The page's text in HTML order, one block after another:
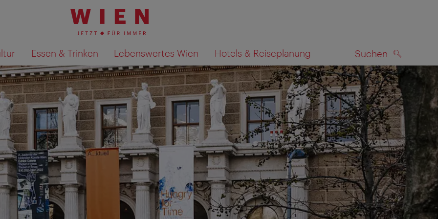
Essen & Trinken Lebenswertes Wien Hotels & Reiseplanung Suchen
Suchergebnisse auf Karte anzeigen SUCHEN